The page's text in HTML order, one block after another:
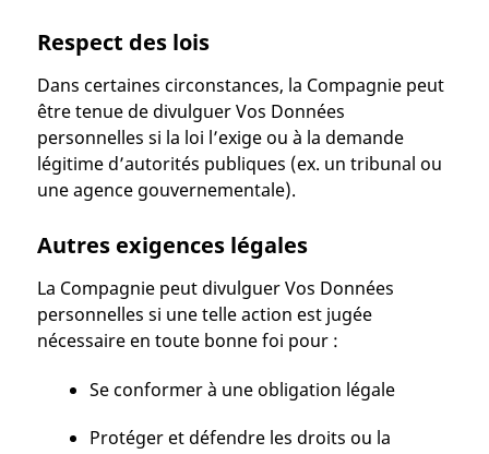
Respect des lois
Dans certaines circonstances, la Compagnie peut
être tenue de divulguer Vos Données
personnelles si la loi l’exige ou à la demande
légitime d’autorités publiques (ex. un tribunal ou
une agence gouvernementale).
Autres exigences légales
La Compagnie peut divulguer Vos Données
personnelles si une telle action est jugée
nécessaire en toute bonne foi pour :
Se conformer à une obligation légale
Protéger et défendre les droits ou la